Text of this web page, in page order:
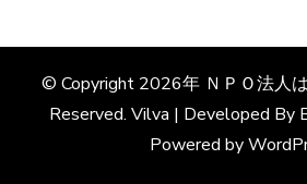
© Copyright 2026年 ＮＰＯ法人
Reserved. Vilva | Developed By
Powered by